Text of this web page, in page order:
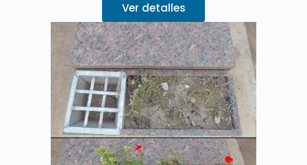
Ver detalles